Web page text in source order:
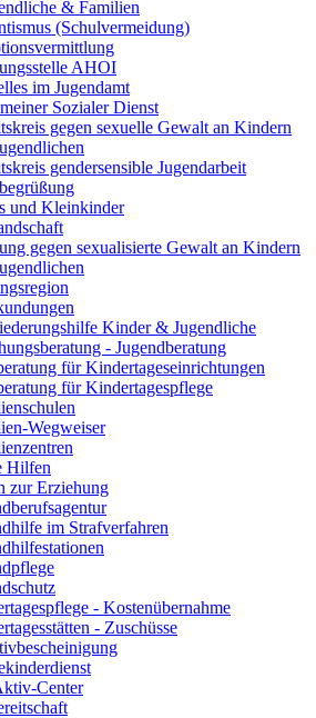
& Familien
(Schulvermeidung)
AHOI
im Jugendamt
Sozialer Dienst
gegen sexuelle Gewalt an Kindern
gendersensible Jugendarbeit
und Kleinkinder
gegen sexualisierte Gewalt an Kindern
Kinder & Jugendliche
- Jugendberatung
für Kindertageseinrichtungen
für Kindertagespflege
Wegweiser
Hilfen
zur Erziehung
im Strafverfahren
- Kostenübernahme
- Zuschüsse
Center